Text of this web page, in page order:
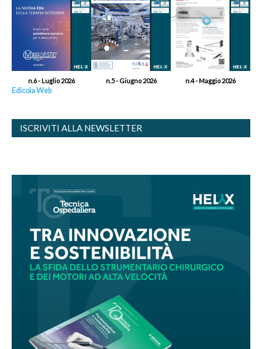
n.6 - Luglio 2026 n.5 - Giugno 2026 n.4 - Maggio 2026
Edicola Web
ISCRIVITI ALLA NEWSLETTER